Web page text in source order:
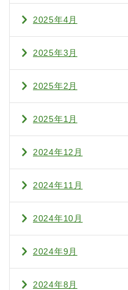
2025年4月
2025年3月
2025年2月
2025年1月
2024年12月
2024年11月
2024年10月
2024年9月
2024年8月